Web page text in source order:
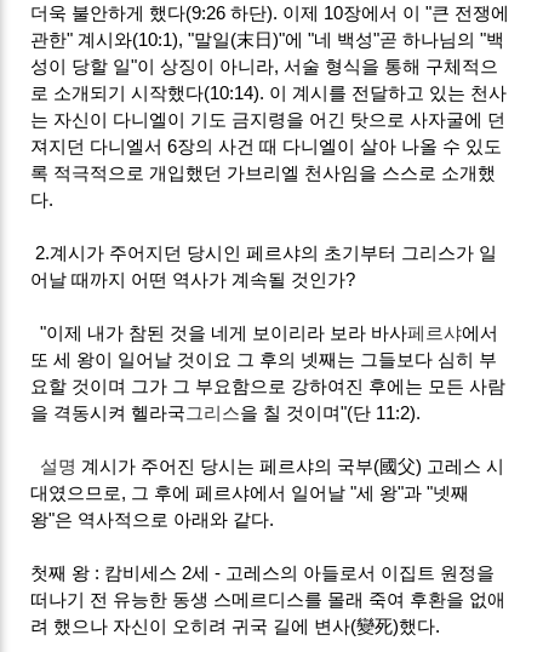
더욱 불안하게 했다(9:26 하단). 이제 10장에서 이 "큰 전쟁에
관한" 계시와(10:1), "말일(末日)"에 "네 백성"곧 하나님의 "백
성이 당할 일"이 상징이 아니라, 서술 형식을 통해 구체적으
로 소개되기 시작했다(10:14). 이 계시를 전달하고 있는 천사
는 자신이 다니엘이 기도 금지령을 어긴 탓으로 사자굴에 던
져지던 다니엘서 6장의 사건 때 다니엘이 살아 나올 수 있도
록 적극적으로 개입했던 가브리엘 천사임을 스스로 소개했
다.
2.계시가 주어지던 당시인 페르샤의 초기부터 그리스가 일
어날 때까지 어떤 역사가 계속될 것인가?
"이제 내가 참된 것을 네게 보이리라 보라 바사페르샤에서
또 세 왕이 일어날 것이요 그 후의 넷째는 그들보다 심히 부
요할 것이며 그가 그 부요함으로 강하여진 후에는 모든 사람
을 격동시켜 헬라국그리스을 칠 것이며"(단 11:2).
설명 계시가 주어진 당시는 페르샤의 국부(國父) 고레스 시
대였으므로, 그 후에 페르샤에서 일어날 "세 왕"과 "넷째
왕"은 역사적으로 아래와 같다.
첫째 왕 : 캄비세스 2세 - 고레스의 아들로서 이집트 원정을
떠나기 전 유능한 동생 스메르디스를 몰래 죽여 후환을 없애
려 했으나 자신이 오히려 귀국 길에 변사(變死)했다.